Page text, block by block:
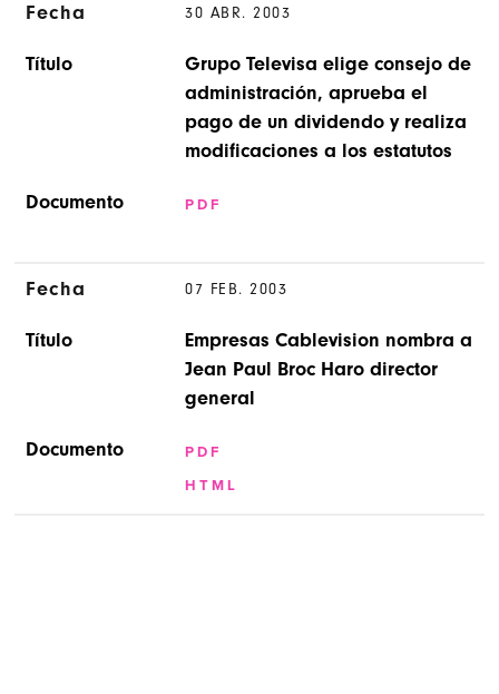
Fecha 30 ABR. 2003
Título
Grupo Televisa elige consejo de
administración, aprueba el
pago de un dividendo y realiza
modificaciones a los estatutos
Documento PDF
Fecha 07 FEB. 2003
Título
Empresas Cablevision nombra a
Jean Paul Broc Haro director
general
Documento
PDF
HTML